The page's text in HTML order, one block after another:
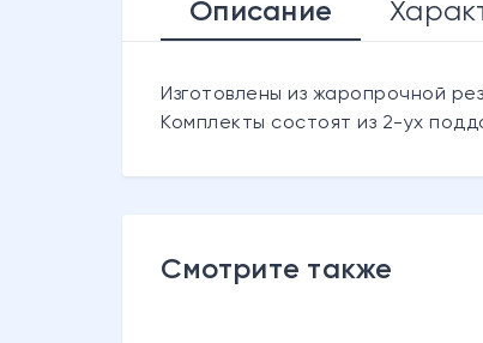
Описание
Изготовлены из жаропрочной
Комплекты состоят из 2-ух
Смотрите также